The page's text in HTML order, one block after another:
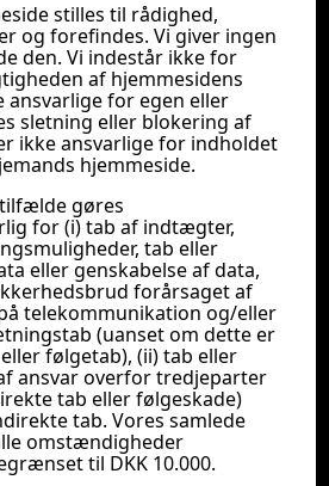
stilles til rådighed,
og forefindes. Vi giver ingen
den. Vi indestår ikke for
af hjemmesidens
ansvarlige for egen eller
sletning eller blokering af
ikke ansvarlige for indholdet
hjemmeside.
gøres
for (i) tab af indtægter,
tab eller
eller genskabelse af data,
forårsaget af
telekommunikation og/eller
(uanset om dette er
følgetab), (ii) tab eller
ansvar overfor tredjeparter
tab eller følgeskade)
tab. Vores samlede
omstændigheder
til DKK 10.000.